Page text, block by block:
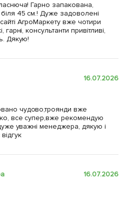
Гарно запакована,
45 см.! Дуже задоволені
АгроМаркету вже чотири
консультанти привітливі,
Дякую!
16.07.2026
чудово,троянди вже
все супер,вже рекомендую
уважні менеджера, дякую і
16.07.2026